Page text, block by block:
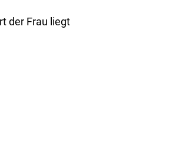
der Frau liegt